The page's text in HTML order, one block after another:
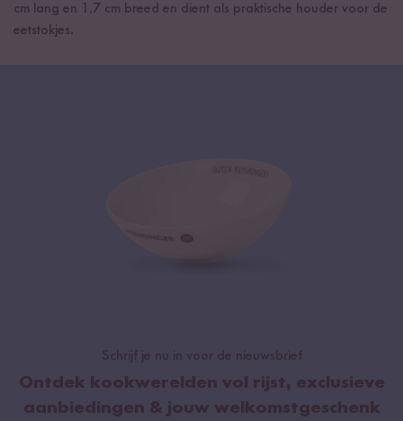
cm lang en 1,7 cm breed en dient als praktische houder voor de
eetstokjes.
Schrijf je nu in voor de nieuwsbrief
Ontdek kookwerelden vol rijst, exclusieve
aanbiedingen & jouw welkomstgeschenk